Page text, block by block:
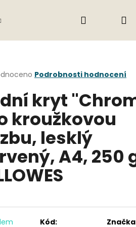
Obchodní
Podrobnosti hodnocení
kryt
kroužkovou
lesklý
A4, 250
Kód: